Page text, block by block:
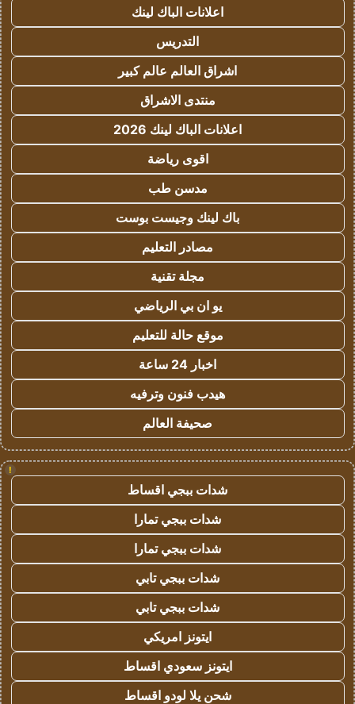
اعلانات الباك لينك
التدريس
اشراق العالم عالم كبير
منتدى الاشراق
اعلانات الباك لينك 2026
اقوى رياضة
مدسن طب
باك لينك وجيست بوست
مصادر التعليم
مجلة تقنية
يو ان بي الرياضي
موقع حالة للتعليم
اخبار 24 ساعة
هيدب فنون وترفيه
صحيفة العالم
!
شدات ببجي اقساط
شدات ببجي تمارا
شدات ببجي تمارا
شدات ببجي تابي
شدات ببجي تابي
ايتونز امريكي
ايتونز سعودي اقساط
شحن يلا لودو اقساط